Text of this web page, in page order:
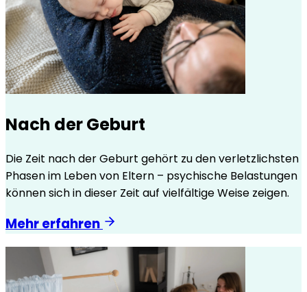
Nach der Geburt
Die Zeit nach der Geburt gehört zu den verletzlichsten
Phasen im Leben von Eltern – psychische Belastungen
können sich in dieser Zeit auf vielfältige Weise zeigen.
Mehr erfahren